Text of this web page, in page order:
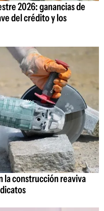
2026: ganancias de
del crédito y los
la construcción reaviva